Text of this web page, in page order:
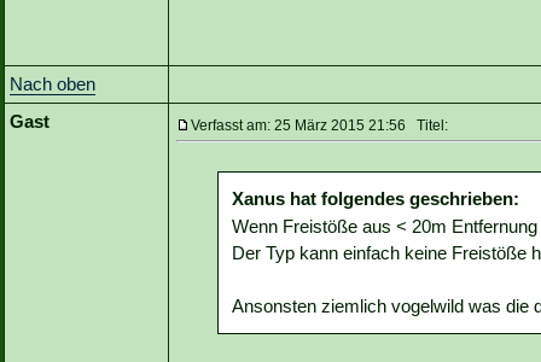
Nach oben
Gast
Verfasst am: 25 März 2015 21:56 Titel:
Xanus hat folgendes geschrieben:
Wenn Freistöße aus < 20m
Der Typ kann einfach keine Freistöße
Ansonsten ziemlich vogelwild was die